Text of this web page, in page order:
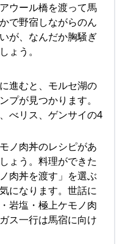
ウール橋を渡って馬
で野宿しながらのん
が、なんだか胸騒ぎ
ょう。
進むと、モルセ湖の
プが見つかります。
べリス、ゲンサイの4
ノ肉丼のレシピがあ
ょう。料理ができた
肉丼を渡す」を選ぶ
になります。世話に
岩塩・極上ケモノ肉
ス一行は馬宿に向け